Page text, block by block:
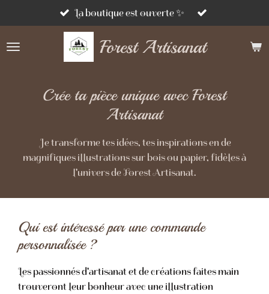
au
contenu
Forest Artisanat
La boutique est ouverte ✨
Crée ta pièce unique avec Forest
Artisanat
Je transforme tes idées, tes inspirations en de
magnifiques illustrations sur bois ou papier, fidèles à
l'univers de Forest Artisanat.
Qui est intéressé par une commande
personnalisée ?
Les passionnés d'artisanat et de créations faites main
trouveront leur bonheur avec une illustration